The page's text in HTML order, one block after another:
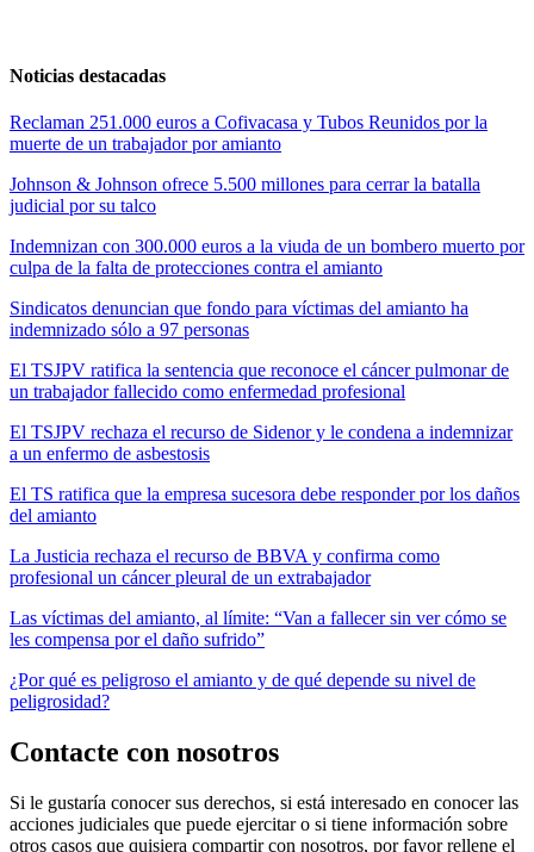
Noticias destacadas
Reclaman 251.000 euros a Cofivacasa y Tubos Reunidos por la
muerte de un trabajador por amianto
Johnson & Johnson ofrece 5.500 millones para cerrar la batalla
judicial por su talco
Indemnizan con 300.000 euros a la viuda de un bombero muerto por
culpa de la falta de protecciones contra el amianto
Sindicatos denuncian que fondo para víctimas del amianto ha
indemnizado sólo a 97 personas
El TSJPV ratifica la sentencia que reconoce el cáncer pulmonar de
un trabajador fallecido como enfermedad profesional
El TSJPV rechaza el recurso de Sidenor y le condena a indemnizar
a un enfermo de asbestosis
El TS ratifica que la empresa sucesora debe responder por los daños
del amianto
La Justicia rechaza el recurso de BBVA y confirma como
profesional un cáncer pleural de un extrabajador
Las víctimas del amianto, al límite: “Van a fallecer sin ver cómo se
les compensa por el daño sufrido”
¿Por qué es peligroso el amianto y de qué depende su nivel de
peligrosidad?
Contacte con nosotros
Si le gustaría conocer sus derechos, si está interesado en conocer las
acciones judiciales que puede ejercitar o si tiene información sobre
otros casos que quisiera compartir con nosotros, por favor rellene el